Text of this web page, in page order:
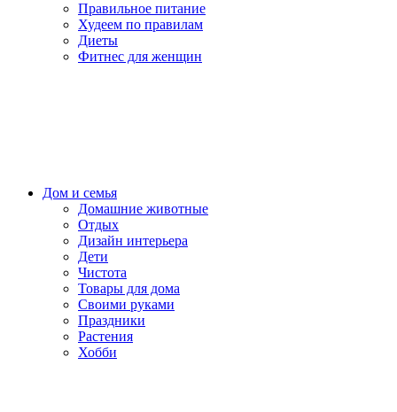
Правильное питание
Худеем по правилам
Диеты
Фитнес для женщин
Дом и семья
Домашние животные
Отдых
Дизайн интерьера
Дети
Чистота
Товары для дома
Своими руками
Праздники
Растения
Хобби